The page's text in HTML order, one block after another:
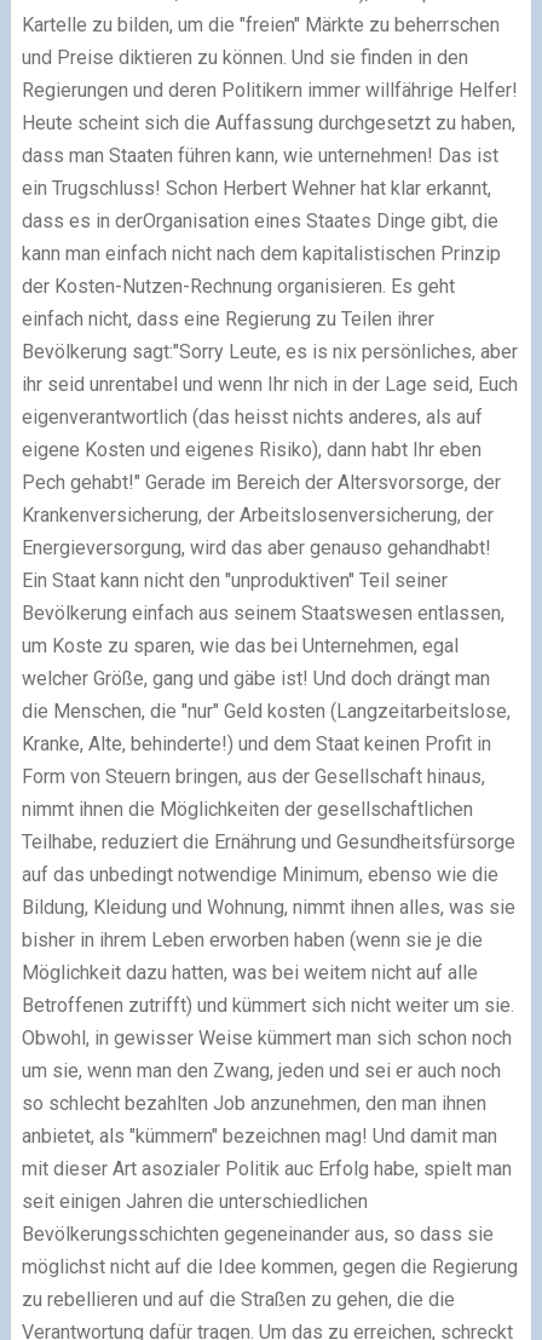
Kartelle zu bilden, um die "freien" Märkte zu beherrschen
und Preise diktieren zu können. Und sie finden in den
Regierungen und deren Politikern immer willfährige Helfer!
Heute scheint sich die Auffassung durchgesetzt zu haben,
dass man Staaten führen kann, wie unternehmen! Das ist
ein Trugschluss! Schon Herbert Wehner hat klar erkannt,
dass es in derOrganisation eines Staates Dinge gibt, die
kann man einfach nicht nach dem kapitalistischen Prinzip
der Kosten-Nutzen-Rechnung organisieren. Es geht
einfach nicht, dass eine Regierung zu Teilen ihrer
Bevölkerung sagt:"Sorry Leute, es is nix persönliches, aber
ihr seid unrentabel und wenn Ihr nich in der Lage seid, Euch
eigenverantwortlich (das heisst nichts anderes, als auf
eigene Kosten und eigenes Risiko), dann habt Ihr eben
Pech gehabt!" Gerade im Bereich der Altersvorsorge, der
Krankenversicherung, der Arbeitslosenversicherung, der
Energieversorgung, wird das aber genauso gehandhabt!
Ein Staat kann nicht den "unproduktiven" Teil seiner
Bevölkerung einfach aus seinem Staatswesen entlassen,
um Koste zu sparen, wie das bei Unternehmen, egal
welcher Größe, gang und gäbe ist! Und doch drängt man
die Menschen, die "nur" Geld kosten (Langzeitarbeitslose,
Kranke, Alte, behinderte!) und dem Staat keinen Profit in
Form von Steuern bringen, aus der Gesellschaft hinaus,
nimmt ihnen die Möglichkeiten der gesellschaftlichen
Teilhabe, reduziert die Ernährung und Gesundheitsfürsorge
auf das unbedingt notwendige Minimum, ebenso wie die
Bildung, Kleidung und Wohnung, nimmt ihnen alles, was sie
bisher in ihrem Leben erworben haben (wenn sie je die
Möglichkeit dazu hatten, was bei weitem nicht auf alle
Betroffenen zutrifft) und kümmert sich nicht weiter um sie.
Obwohl, in gewisser Weise kümmert man sich schon noch
um sie, wenn man den Zwang, jeden und sei er auch noch
so schlecht bezahlten Job anzunehmen, den man ihnen
anbietet, als "kümmern" bezeichnen mag! Und damit man
mit dieser Art asozialer Politik auc Erfolg habe, spielt man
seit einigen Jahren die unterschiedlichen
Bevölkerungsschichten gegeneinander aus, so dass sie
möglichst nicht auf die Idee kommen, gegen die Regierung
zu rebellieren und auf die Straßen zu gehen, die die
Verantwortung dafür tragen. Um das zu erreichen, schreckt